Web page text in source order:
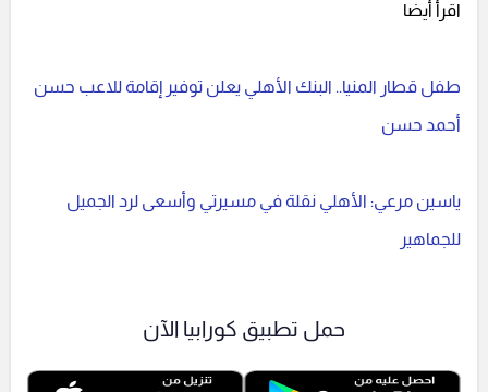
اقرأ أيضا
طفل قطار المنيا.. البنك الأهلي يعلن توفير إقامة للاعب حسن
أحمد حسن
ياسين مرعي: الأهلي نقلة في مسيرتي وأسعى لرد الجميل
للجماهير
حمل تطبيق كورابيا الآن